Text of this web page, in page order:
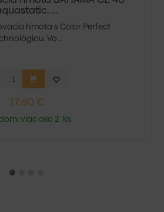
...
hmota s Color Perfect
Vo...
17,60 €
viac ako 2 ks